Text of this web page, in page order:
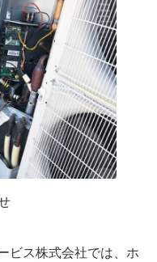
ビス株式会社では、ホ